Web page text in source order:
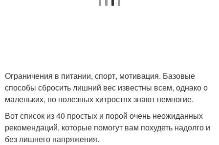
Ограничения в питании, спорт, мотивация. Базовые
способы сбросить лишний вес известны всем, однако о
маленьких, но полезных хитростях знают немногие.
Вот список из 40 простых и порой очень неожиданных
рекомендаций, которые помогут вам похудеть надолго и
без лишнего напряжения.